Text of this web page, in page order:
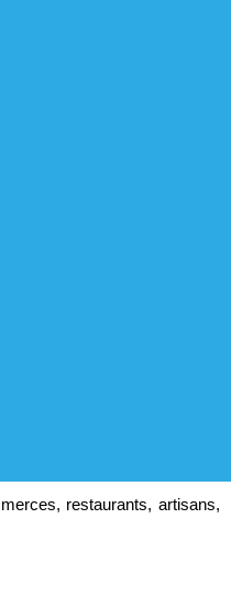
restaurants, artisans,